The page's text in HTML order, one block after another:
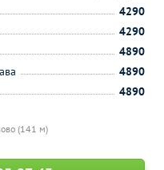
(141 м)
4290
4290
4890
4890
4890